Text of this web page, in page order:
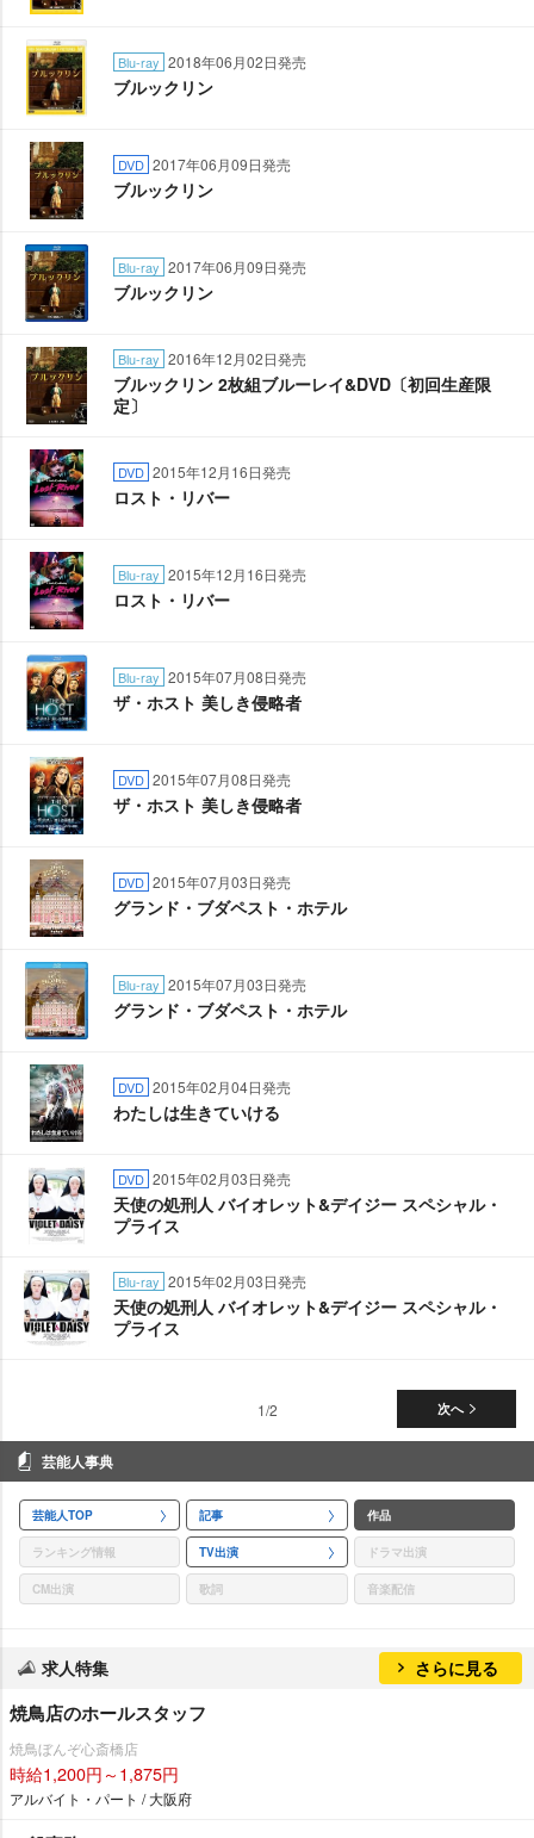
Blu-ray 2018年06月02日発売
ブルックリン
DVD 2017年06月09日発売
ブルックリン
Blu-ray 2017年06月09日発売
ブルックリン
Blu-ray 2016年12月02日発売
ブルックリン 2枚組ブルーレイ&DVD〔初回生産限
定〕
DVD 2015年12月16日発売
ロスト・リバー
Blu-ray 2015年12月16日発売
ロスト・リバー
Blu-ray 2015年07月08日発売
ザ・ホスト 美しき侵略者
DVD 2015年07月08日発売
ザ・ホスト 美しき侵略者
DVD 2015年07月03日発売
グランド・ブダペスト・ホテル
Blu-ray 2015年07月03日発売
グランド・ブダペスト・ホテル
DVD 2015年02月04日発売
わたしは生きていける
DVD 2015年02月03日発売
天使の処刑人 バイオレット&デイジー スペシャル・
プライス
Blu-ray 2015年02月03日発売
天使の処刑人 バイオレット&デイジー スペシャル・
プライス
次へ
1/2
芸能人事典
芸能人TOP 記事 作品
ランキング情報 TV出演 ドラマ出演
CM出演 歌詞 音楽配信
求人特集 さらに見る
焼鳥店のホールスタッフ
焼鳥ぼんぞ心斎橋店
時給1,200円～1,875円
アルバイト・パート / 大阪府